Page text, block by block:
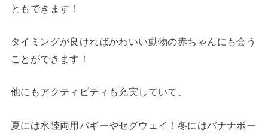
ともできます！
タイミングが良ければかわいい動物の赤ちゃんにも会う
ことができます！
他にもアクティビティも充実していて、
夏には水陸両用バギーやセグウェイ！冬にはバナナボー